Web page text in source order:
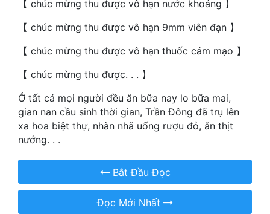
Hệ Thống
Học Đường
Khoa Huyễn
Khoa Huyễn Không Gian
Kinh Dị
Kiếm Hiệp
【 chúc mừng thu được vô hạn nước khoáng 】
【 chúc mừng thu được vô hạn 9mm viên đạn 】
【 chúc mừng thu được vô hạn thuốc cảm mạo 】
【 chúc mừng thu được. . . 】
Ở tất cả mọi người đều ăn bữa nay lo bữa mai,
gian nan cầu sinh thời gian, Trần Đông đã trụ lên
xa hoa biệt thự, nhàn nhã uống rượu đỏ, ăn thịt
nướng. . .
Bắt Đầu Đọc
Đọc Mới Nhất